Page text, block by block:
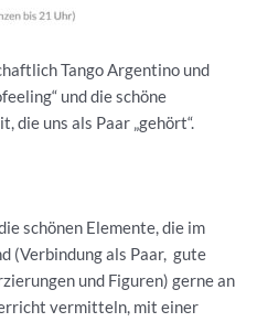
Tango Argentino und
und die schöne
die uns als Paar „gehört“.
schönen Elemente, die im
(Verbindung als Paar, gute
und Figuren) gerne an
vermitteln, mit einer